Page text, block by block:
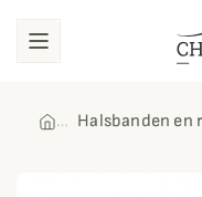
Halsbanden en